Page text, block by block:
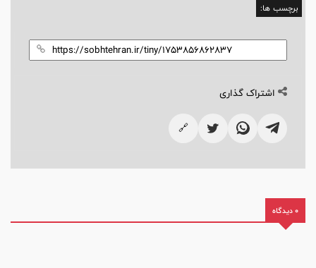
برچسب ها:
اشتراک گذاری
🔗
0 دیدگاه